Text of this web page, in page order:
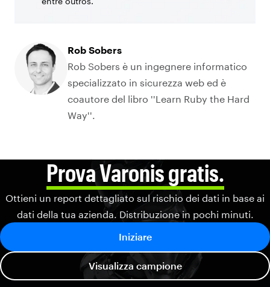
Rob Sobers
Rob Sobers è un ingegnere informatico
specializzato in sicurezza web ed è
coautore del libro ''Learn Ruby the Hard
Way''.
Prova Varonis gratis.
Ottieni un report dettagliato sul rischio dei dati in base ai
dati della tua azienda. Distribuzione in pochi minuti.
Iniziare
Visualizza campione